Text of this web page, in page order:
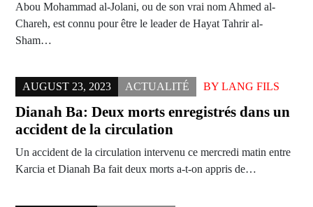
Abou Mohammad al-Jolani, ou de son vrai nom Ahmed al-
Chareh, est connu pour être le leader de Hayat Tahrir al-
Sham…
AUGUST 23, 2023 ACTUALITÉ BY LANG FILS
Dianah Ba: Deux morts enregistrés dans un
accident de la circulation
Un accident de la circulation intervenu ce mercredi matin entre
Karcia et Dianah Ba fait deux morts a-t-on appris de…